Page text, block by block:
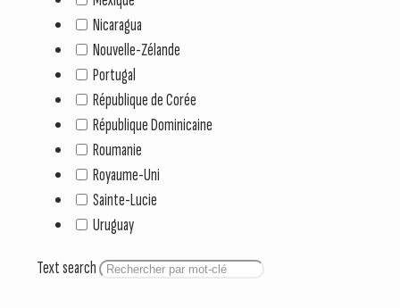
Nicaragua
Nouvelle-Zélande
Portugal
République de Corée
République Dominicaine
Roumanie
Royaume-Uni
Sainte-Lucie
Uruguay
Text search